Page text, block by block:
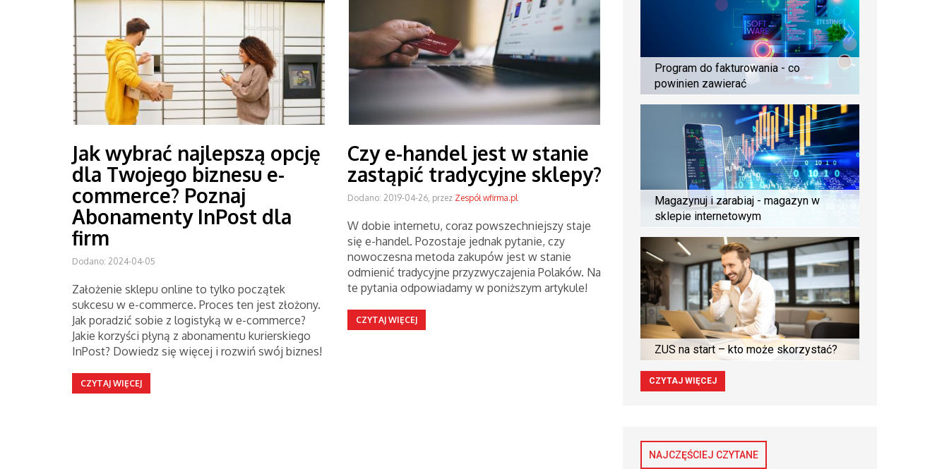
Jak wybrać najlepszą opcję
dla Twojego biznesu e-
commerce? Poznaj
Abonamenty InPost dla
firm
Dodano: 2024-04-05
Założenie sklepu online to tylko początek
sukcesu w e-commerce. Proces ten jest złożony.
Jak poradzić sobie z logistyką w e-commerce?
Jakie korzyści płyną z abonamentu kurierskiego
InPost? Dowiedz się więcej i rozwiń swój biznes!
CZYTAJ WIĘCEJ
Czy e-handel jest w stanie
zastąpić tradycyjne sklepy?
Dodano: 2019-04-26, przez Zespół wfirma.pl
W dobie internetu, coraz powszechniejszy staje
się e-handel. Pozostaje jednak pytanie, czy
nowoczesna metoda zakupów jest w stanie
odmienić tradycyjne przyzwyczajenia Polaków. Na
te pytania odpowiadamy w poniższym artykule!
CZYTAJ WIĘCEJ
Program do fakturowania - co
powinien zawierać
Magazynuj i zarabiaj - magazyn w
sklepie internetowym
ZUS na start – kto może skorzystać?
CZYTAJ WIĘCEJ
NAJCZĘŚCIEJ CZYTANE